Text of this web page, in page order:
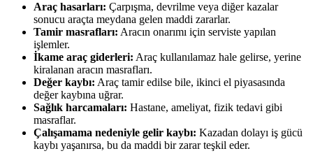
Araç hasarları: Çarpışma, devrilme veya diğer kazalar
sonucu araçta meydana gelen maddi zararlar.
Tamir masrafları: Aracın onarımı için serviste yapılan
işlemler.
İkame araç giderleri: Araç kullanılamaz hale gelirse, yerine
kiralanan aracın masrafları.
Değer kaybı: Araç tamir edilse bile, ikinci el piyasasında
değer kaybına uğrar.
Sağlık harcamaları: Hastane, ameliyat, fizik tedavi gibi
masraflar.
Çalışamama nedeniyle gelir kaybı: Kazadan dolayı iş gücü
kaybı yaşanırsa, bu da maddi bir zarar teşkil eder.